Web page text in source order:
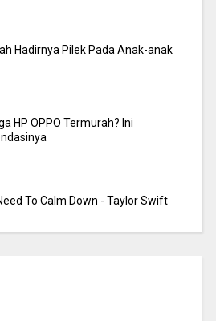
Hadirnya Pilek Pada Anak-anak
HP OPPO Termurah? Ini
To Calm Down - Taylor Swift